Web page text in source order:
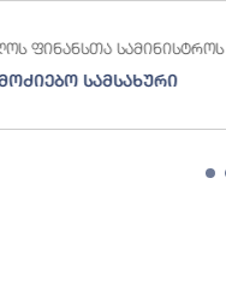
ფინანსთა სამინისტროს
სამსახური